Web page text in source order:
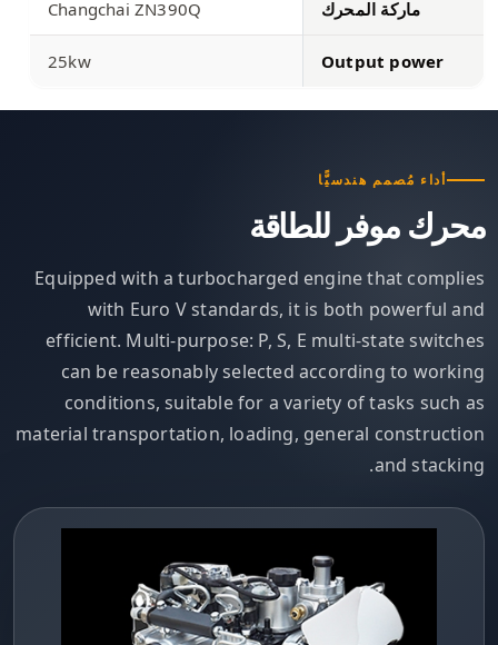
ماركة المحرك Changchai ZN390Q
Output power
25kw
أداء مُصمم هندسيًّا
محرك موفر للطاقة
Equipped with a turbocharged engine that complies
with Euro V standards, it is both powerful and
efficient. Multi-purpose: P, S, E multi-state switches
can be reasonably selected according to working
conditions, suitable for a variety of tasks such as
material transportation, loading, general construction
and stacking.